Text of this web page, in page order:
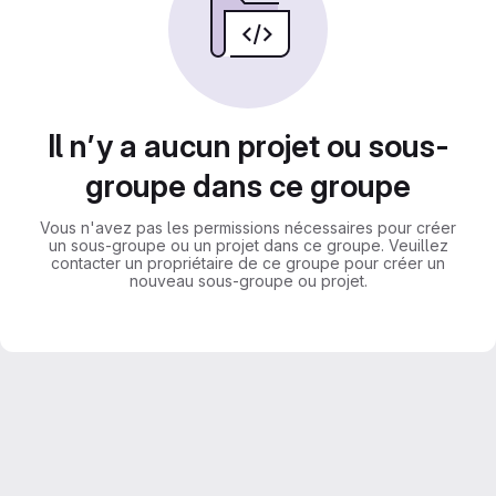
Il n’y a aucun projet ou sous-
groupe dans ce groupe
Vous n'avez pas les permissions nécessaires pour créer
un sous-groupe ou un projet dans ce groupe. Veuillez
contacter un propriétaire de ce groupe pour créer un
nouveau sous-groupe ou projet.